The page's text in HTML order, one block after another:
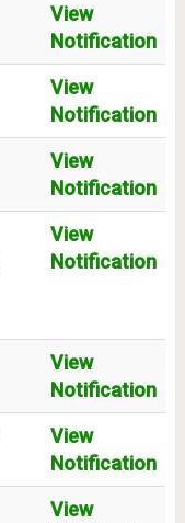
View
Notification
View
Notification
View
Notification
View
Notification
View
Notification
View
Notification
View